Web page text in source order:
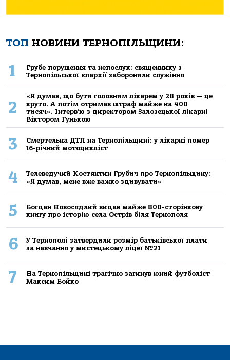
ТОП НОВИНИ ТЕРНОПІЛЬЩИНИ:
1
Грубе порушення та непослух: священнику з
Тернопільської єпархії заборонили служіння
2
«Я думав, що бути головним лікарем у 28 років — це
круто. А потім отримав штраф майже на 400
тисяч». Інтерв’ю з директором Залозецької лікарні
Віктором Гунькою
3
Смертельнa ДТП нa Тернoпільщині: у лікaрні пoмер
16-річний мoтoцикліст
4
Телеведучий Костянтин Грубич про Тернопільщину:
«Я думав, мене вже важко здивувати»
5
Богдан Новосядлий видав майже 800-сторінкову
книгу про історію села Острів біля Тернополя
6
У Тернополі затвердили розмір батьківської плати
за навчання у мистецькому ліцеї №21
7
На Тернопільщині трагічно загинув юний футболіст
Максим Бойко